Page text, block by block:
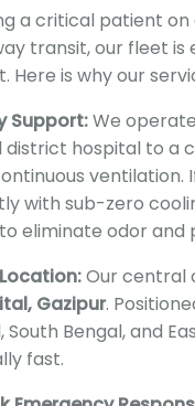
a critical patient
transit,our fleet is
Here is why our
Support:We
hospital to a
ventilation.
with sub-zero
eliminate odor and
Our central
Gazipur.
South Bengal,and
fast.